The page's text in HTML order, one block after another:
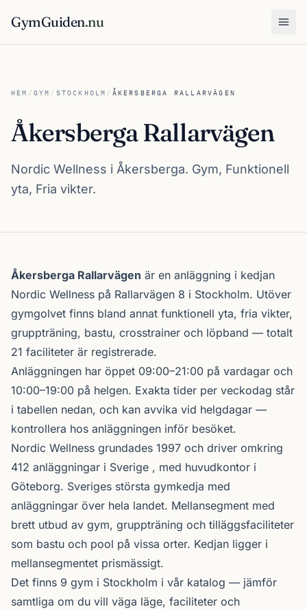
GymGuiden.nu
HEM / GYM / STOCKHOLM / ÅKERSBERGA RALLARVÄGEN
Åkersberga Rallarvägen
Nordic Wellness i Åkersberga. Gym, Funktionell
yta, Fria vikter.
Om Åkersberga Rallarvägen
Åkersberga Rallarvägen är en anläggning i kedjan
Nordic Wellness på Rallarvägen 8 i Stockholm. Utöver
gymgolvet finns bland annat funktionell yta, fria vikter,
gruppträning, bastu, crosstrainer och löpband — totalt
21 faciliteter är registrerade.
Anläggningen har öppet 09:00–21:00 på vardagar och
10:00–19:00 på helgen. Exakta tider per veckodag står
i tabellen nedan, och kan avvika vid helgdagar —
kontrollera hos anläggningen inför besöket.
Nordic Wellness grundades 1997 och driver omkring
412 anläggningar i Sverige , med huvudkontor i
Göteborg. Sveriges största gymkedja med
anläggningar över hela landet. Mellansegment med
brett utbud av gym, gruppträning och tilläggsfaciliteter
som bastu och pool på vissa orter. Kedjan ligger i
mellansegmentet prismässigt.
Det finns 9 gym i Stockholm i vår katalog — jämför
samtliga om du vill väga läge, faciliteter och